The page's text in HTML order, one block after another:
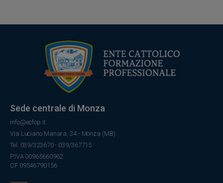
Sede centrale di Monza
info@ecfop.it
Via Luciano Manara, 34 - Monza (MB)
Tel. 039/323670 - 039/367715
P.IVA 00965660962
CF 09546790156